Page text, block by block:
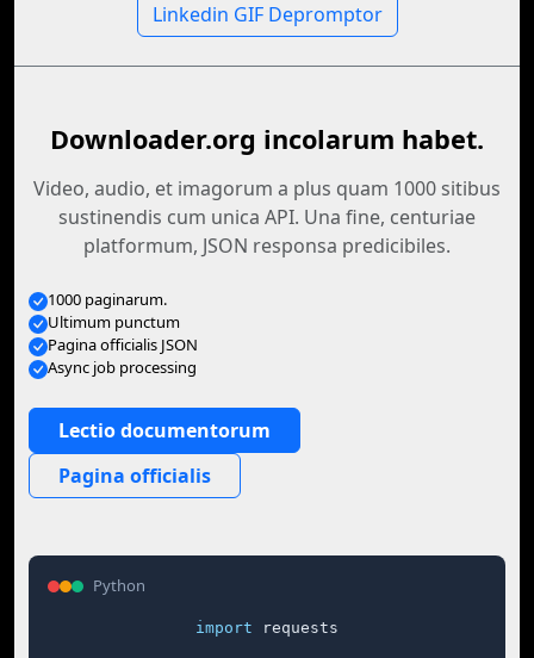
Linkedin GIF Depromptor
Downloader.org incolarum habet.
Video, audio, et imagorum a plus quam 1000 sitibus
sustinendis cum unica API. Una fine, centuriae
platformum, JSON responsa predicibiles.
1000 paginarum.
Ultimum punctum
Pagina officialis JSON
Async job processing
Lectio documentorum
Pagina officialis
Python
import requests